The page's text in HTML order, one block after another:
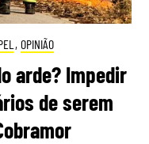
, OPINIÃO
arde? Impedir
de serem